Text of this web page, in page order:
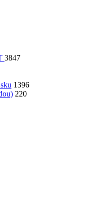
3847
1396
220